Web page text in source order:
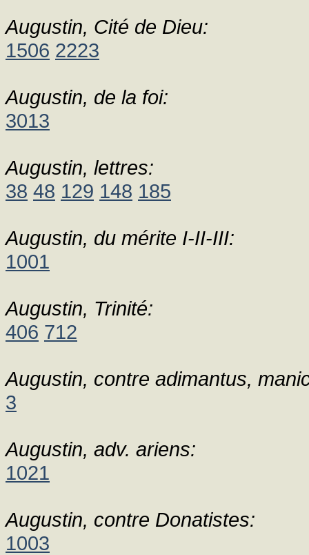
Augustin, Cité de Dieu:
1506 2223
Augustin, de la foi:
3013
Augustin, lettres:
38 48 129 148 185
Augustin, du mérite I-II-III:
1001
Augustin, Trinité:
406 712
Augustin, contre adimantus,
3
Augustin, adv. ariens:
1021
Augustin, contre Donatistes:
1003